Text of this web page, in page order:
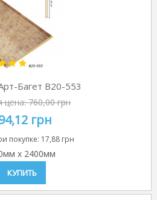
Багет B20-553
цена:760,00 грн
грн
покупке: 17,88 грн
x 2400мм
КУПИТЬ